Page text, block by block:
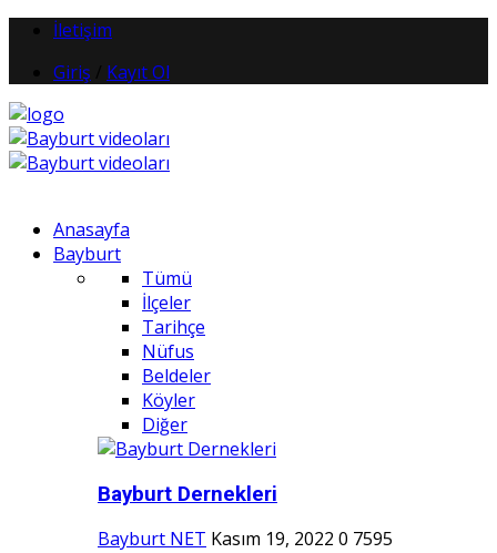
İletişim
Giriş
Kayıt Ol
Anasayfa
Bayburt
Tümü
İlçeler
Tarihçe
Nüfus
Beldeler
Köyler
Diğer
Bayburt Dernekleri
Bayburt NET Kasım 19, 2022 0 7595